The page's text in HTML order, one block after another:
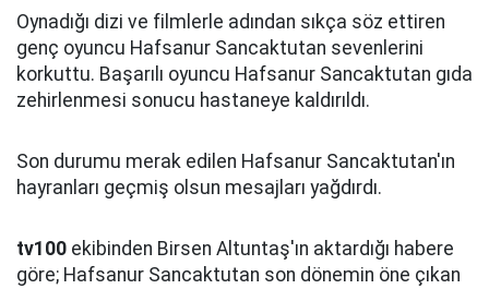
Oynadığı dizi ve filmlerle adından sıkça söz ettiren
genç oyuncu Hafsanur Sancaktutan sevenlerini
korkuttu. Başarılı oyuncu Hafsanur Sancaktutan gıda
zehirlenmesi sonucu hastaneye kaldırıldı.
Son durumu merak edilen Hafsanur Sancaktutan'ın
hayranları geçmiş olsun mesajları yağdırdı.
tv100 ekibinden Birsen Altuntaş'ın aktardığı habere
göre; Hafsanur Sancaktutan son dönemin öne çıkan